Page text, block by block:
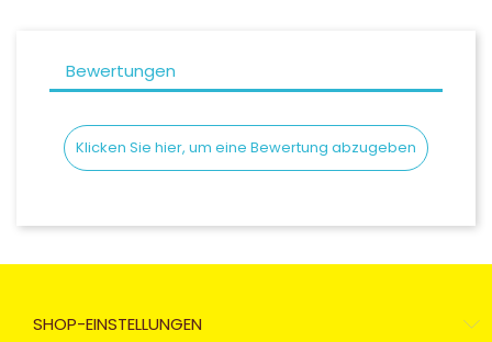
Bewertungen
Klicken Sie hier, um eine Bewertung abzugeben
SHOP-EINSTELLUNGEN